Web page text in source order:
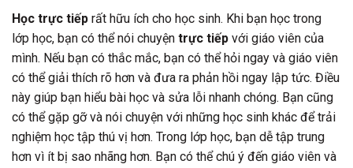
Học trực tiếp rất hữu ích cho học sinh. Khi bạn học trong
lớp học, bạn có thể nói chuyện trực tiếp với giáo viên của
mình. Nếu bạn có thắc mắc, bạn có thể hỏi ngay và giáo viên
có thể giải thích rõ hơn và đưa ra phản hồi ngay lập tức. Điều
này giúp bạn hiểu bài học và sửa lỗi nhanh chóng. Bạn cũng
có thể gặp gỡ và nói chuyện với những học sinh khác để trải
nghiệm học tập thú vị hơn. Trong lớp học, bạn dễ tập trung
hơn vì ít bị sao nhãng hơn. Bạn có thể chú ý đến giáo viên và